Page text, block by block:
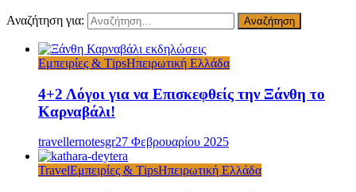
Αναζήτηση για:
Εμπειρίες & ΤipsΗπειρωτική Ελλάδα
4+2 Λόγοι για να Επισκεφθείς την Ξάνθη το
Καρναβάλι!
travellernotesgr27 Φεβρουαρίου 2025
TravelΕμπειρίες & ΤipsΗπειρωτική Ελλάδα